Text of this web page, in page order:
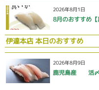
2026年8月1日
8月のおすすめ【
伊達本店 本日のおすすめ
2026年8月9日
鹿児島産 活